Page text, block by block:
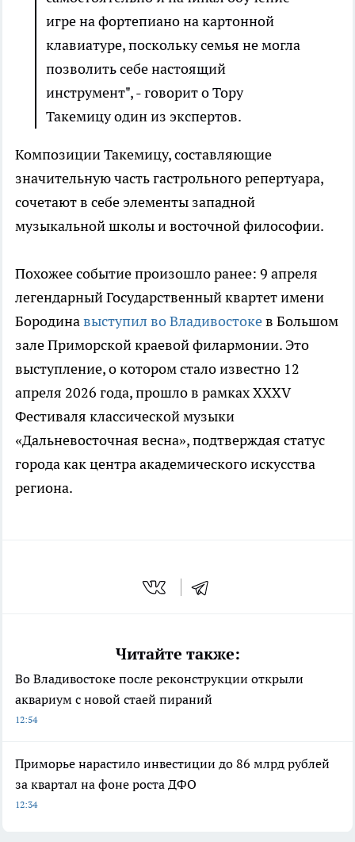
игре на фортепиано на картонной
клавиатуре, поскольку семья не могла
позволить себе настоящий
инструмент", - говорит о Тору
Такемицу один из экспертов.
Композиции Такемицу, составляющие
значительную часть гастрольного репертуара,
сочетают в себе элементы западной
музыкальной школы и восточной философии.
Похожее событие произошло ранее: 9 апреля
легендарный Государственный квартет имени
Бородинавыступил во Владивостокев Большом
зале Приморской краевой филармонии. Это
выступление, о котором стало известно 12
апреля 2026 года, прошло в рамках XXXV
Фестиваля классической музыки
«Дальневосточная весна», подтверждая статус
города как центра академического искусства
региона.
Читайте также:
Во Владивостоке после реконструкции открыли
аквариум с новой стаей пираний
12:54
Приморье нарастило инвестиции до 86 млрд рублей
за квартал на фоне роста ДФО
12:34